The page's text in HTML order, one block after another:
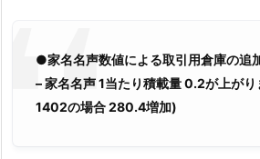
●家名名声数値による取引用倉庫の追
– 家名名声 1当たり積載量 0.2が上が
1402の場合 280.4増加)